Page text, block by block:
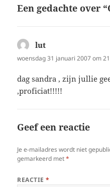
Een gedachte over
lut
woensdag 31 januari 2007 om
dag sandra , zijn jullie
,proficiat!!!!!
Geef een reactie
Je e-mailadres wordt niet
gemarkeerd met*
REACTIE*